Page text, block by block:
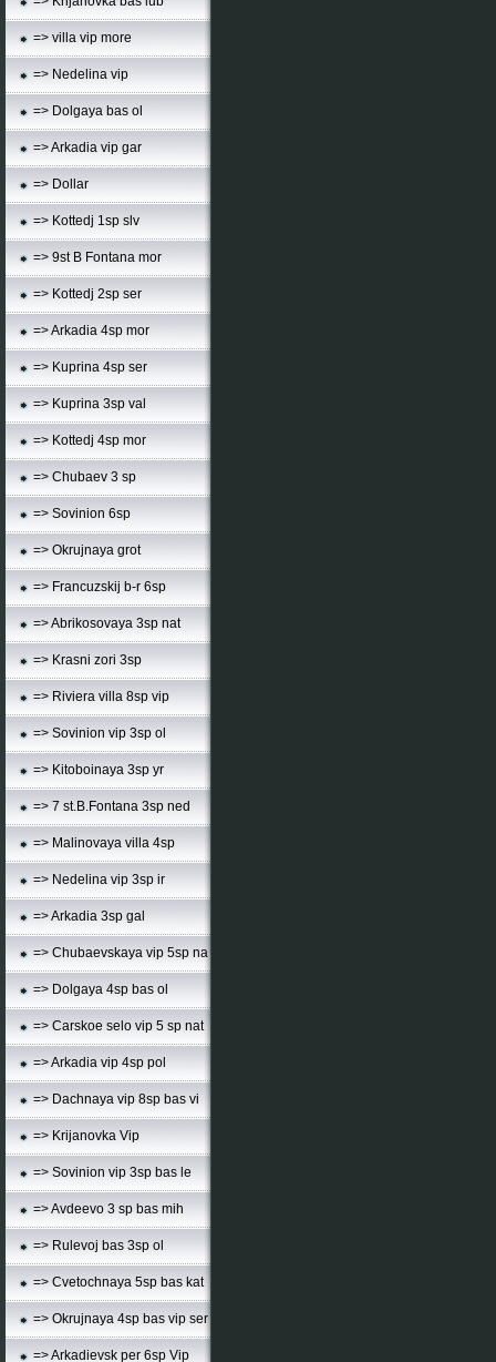
=> villa vip more
=> Nedelina vip
=> Dolgaya bas ol
=> Arkadia vip gar
=> Dollar
=> Kottedj 1sp slv
=> 9st B Fontana mor
=> Kottedj 2sp ser
=> Arkadia 4sp mor
=> Kuprina 4sp ser
=> Kuprina 3sp val
=> Kottedj 4sp mor
=> Chubaev 3 sp
=> Sovinion 6sp
=> Okrujnaya grot
=> Francuzskij b-r 6sp
=> Abrikosovaya 3sp nat
=> Krasni zori 3sp
=> Riviera villa 8sp vip
=> Sovinion vip 3sp ol
=> Kitoboinaya 3sp yr
=> 7 st.B.Fontana 3sp ned
=> Malinovaya villa 4sp
=> Nedelina vip 3sp ir
=> Arkadia 3sp gal
=> Chubaevskaya vip 5sp na
=> Dolgaya 4sp bas ol
=> Carskoe selo vip 5 sp nat
=> Arkadia vip 4sp pol
=> Dachnaya vip 8sp bas vi
=> Krijanovka Vip
=> Sovinion vip 3sp bas le
=> Avdeevo 3 sp bas mih
=> Rulevoj bas 3sp ol
=> Cvetochnaya 5sp bas kat
=> Okrujnaya 4sp bas vip ser
=> Arkadievsk per 6sp Vip